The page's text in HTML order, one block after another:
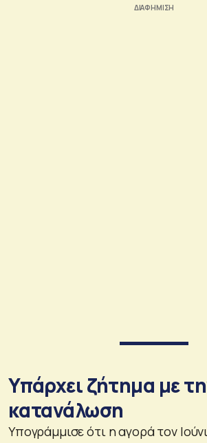
Υπάρχει ζήτημα με
κατανάλωση
Υπογράμμισε ότι η αγορά τον